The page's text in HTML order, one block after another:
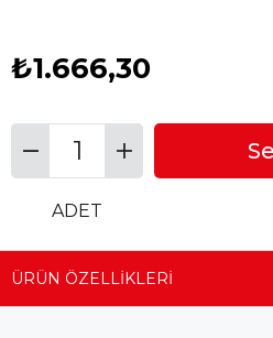
₺1.666,30
ADET
ÜRÜN ÖZELLIKLERI